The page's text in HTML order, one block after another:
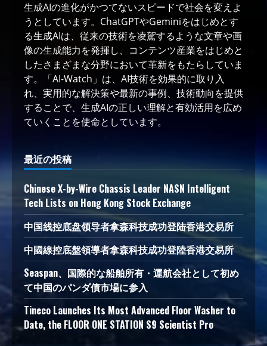
生成AIの進化がかつてないスピードで社会を変えよ
うとしています。ChatGPTやGeminiをはじめとす
る生成AIは、従来の技術を凌駕するような文章や画
像の生成能力を発揮し、コンテンツ産業をはじめと
したさまざまな分野において革新をもたらしていま
す。「AI-Watch」は、AI技術を効果的に取り入
れ、実用的な解決策や最新の事例、技術動向を提供
することで、生成AIの正しい理解と有効活用を広め
ていくことを使命としています。
最近の投稿
Chinese X-by-Wire Chassis Leader NASN Intelligent
Tech Lists on Hong Kong Stock Exchange
中国线控底盘领导者拿森科技成功登陆香港交易所
中國線控底盤領導者拿森科技成功登陸香港交易所
Seaspan、国際的な船舶所有・運航会社として初め
て中国のパンダ債市場に参入
Tineco Launches Its Most Advanced Floor Washer to
Date, the FLOOR ONE STATION S9 Scientist Pro